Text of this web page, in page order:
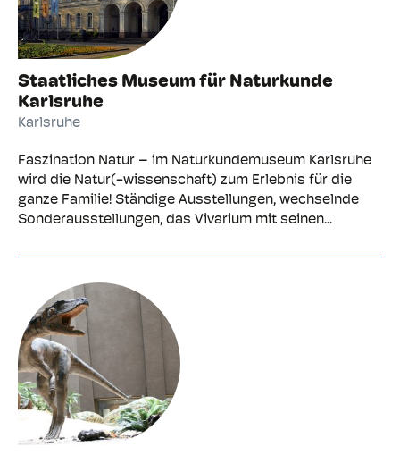
Staatliches Museum für Naturkunde
Karlsruhe
Karlsruhe
Faszination Natur – im Naturkundemuseum Karlsruhe
wird die Natur(-wissenschaft) zum Erlebnis für die
ganze Familie! Ständige Ausstellungen, wechselnde
Sonderausstellungen, das Vivarium mit seinen...